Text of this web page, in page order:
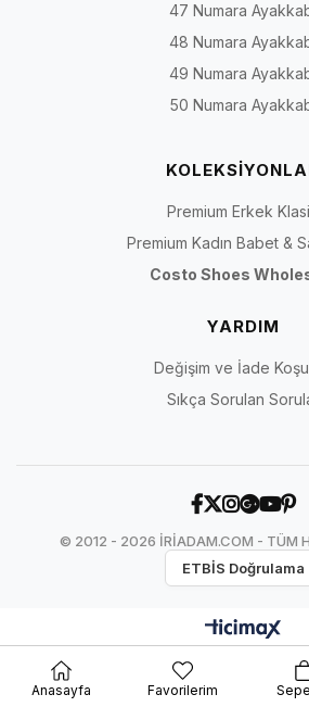
47 Numara
48 Numara
49 Numara
50 Numara
Premium Erkek
Premium Kadın Babet &
Costo Shoes
YARDIM
Değişim ve İade
Sıkça Sorulan
© 2012 - 2026 İRİADAM.COM - TÜM
ETBİS Doğrulama
Anasayfa Favorilerim